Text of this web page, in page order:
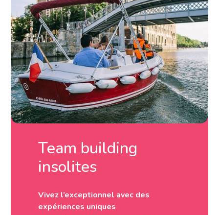
Team building
insolites
Vivez l’exceptionnel avec des
expériences uniques